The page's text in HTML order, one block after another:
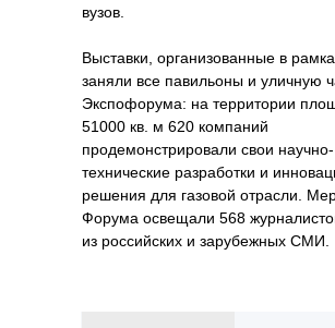
вузов.
Выставки, организованные в
заняли все павильоны и уличную
Экспофорума: на территории
51000 кв. м 620 компаний
продемонстрировали свои научно-
технические разработки и
решения для газовой отрасли.
Форума освещали 568
из российских и зарубежных СМИ.